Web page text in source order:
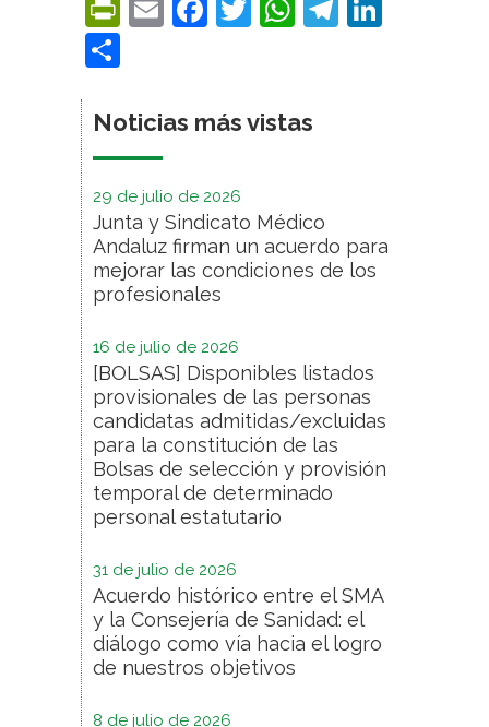
PrintFriendly
EmailFacebook
Twitter
WhatsApp
Noticias más vistas
29 de julio de 2026
Junta y Sindicato Médico
Andaluz firman un acuerdo para
mejorar las condiciones de los
profesionales
16 de julio de 2026
[BOLSAS] Disponibles listados
provisionales de las personas
candidatas admitidas/excluidas
para la constitución de las
Bolsas de selección y provisión
temporal de determinado
personal estatutario
31 de julio de 2026
Acuerdo histórico entre el SMA
y la Consejería de Sanidad: el
diálogo como vía hacia el logro
de nuestros objetivos
8 de julio de 2026